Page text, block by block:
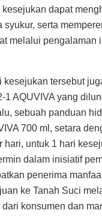
dapat
syukur, serta
melalui pengalaman
kesejukan tersebut
1 AQUVIVA yang
sebuah panduan
700 ml, setara
hari, untuk 1 hari
dalam inisiatif
penerima
ke Tanah Suci
konsumen dan